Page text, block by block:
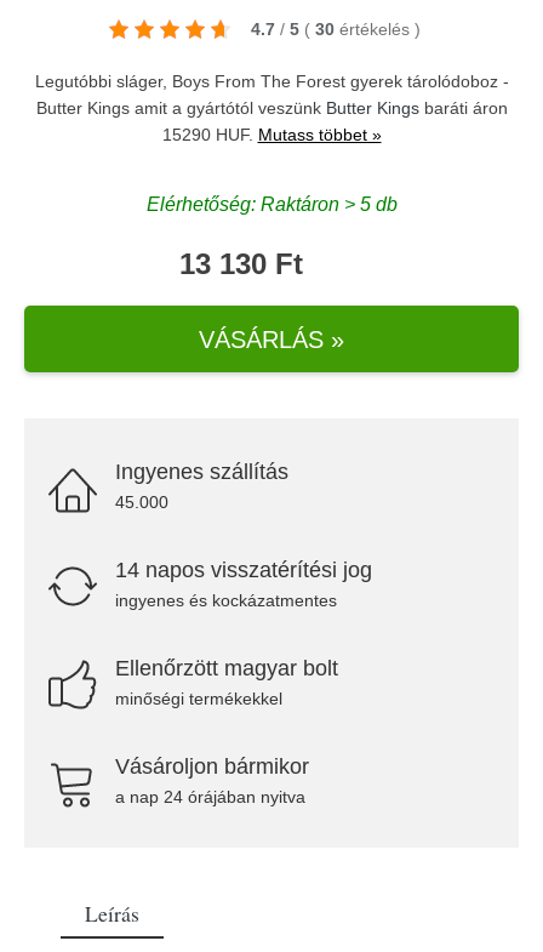
4.7 / 5 ( 30 értékelés )
Legutóbbi sláger, Boys From The Forest gyerek tárolódoboz -
Butter Kings amit a gyártótól veszünk Butter Kingsbaráti áron
15290 HUF. Mutass többet »
Elérhetőség: Raktáron > 5 db
13 130 Ft
VÁSÁRLÁS »
Ingyenes szállítás
45.000
14 napos visszatérítési jog
ingyenes és kockázatmentes
Ellenőrzött magyar bolt
minőségi termékekkel
Vásároljon bármikor
a nap 24 órájában nyitva
Leírás